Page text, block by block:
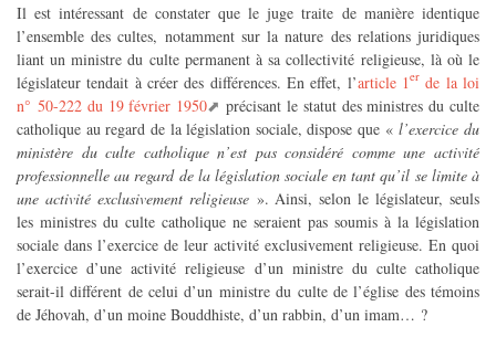
Il est intéressant de constater que le juge traite de manière identique
l’ensemble des cultes, notamment sur la nature des relations juridiques
liant un ministre du culte permanent à sa collectivité religieuse, là où le
législateur tendait à créer des différences. En effet, l’article 1er de la loi
n° 50-222 du 19 février 1950
précisant le statut des ministres du culte
catholique au regard de la législation sociale, dispose que «l’exercice du
ministère du culte catholique n’est pas considéré comme une activité
professionnelle au regard de la législation sociale en tant qu’il se limite à
une activité exclusivement religieuse». Ainsi, selon le législateur, seuls
les ministres du culte catholique ne seraient pas soumis à la législation
sociale dans l’exercice de leur activité exclusivement religieuse. En quoi
l’exercice d’une activité religieuse d’un ministre du culte catholique
serait-il différent de celui d’un ministre du culte de l’église des témoins
de Jéhovah, d’un moine Bouddhiste, d’un rabbin, d’un imam… ?